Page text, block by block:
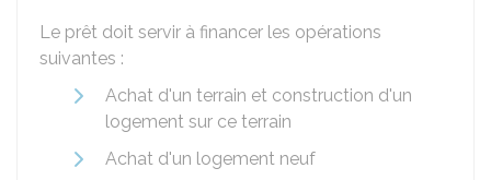
Le prêt doit servir à financer les opérations
suivantes :
Achat d'un terrain et construction d'un
logement sur ce terrain
Achat d'un logement neuf